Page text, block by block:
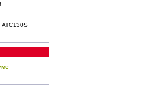
ATC130S